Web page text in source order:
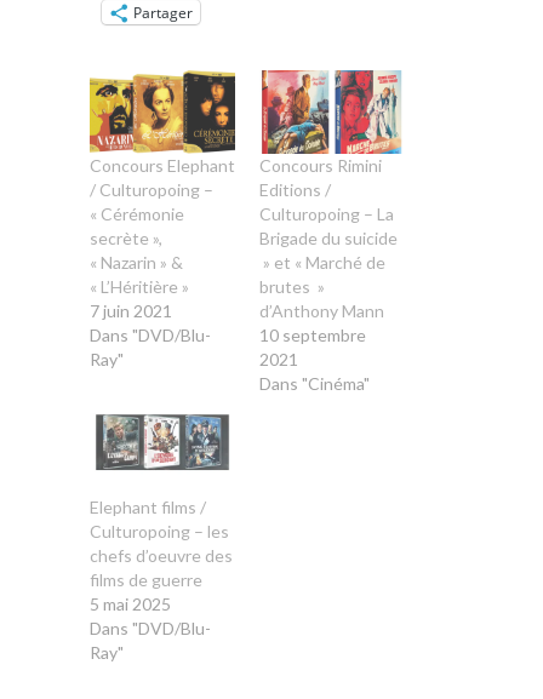
Partager
Concours Elephant
/ Culturopoing –
« Cérémonie
secrète »,
« Nazarin » &
« L’Héritière »
7 juin 2021
Dans "DVD/Blu-
Ray"
Concours Rimini
Editions /
Culturopoing – La
Brigade du suicide
» et « Marché de
brutes »
d’Anthony Mann
10 septembre
2021
Dans "Cinéma"
Elephant films /
Culturopoing – les
chefs d’oeuvre des
films de guerre
5 mai 2025
Dans "DVD/Blu-
Ray"